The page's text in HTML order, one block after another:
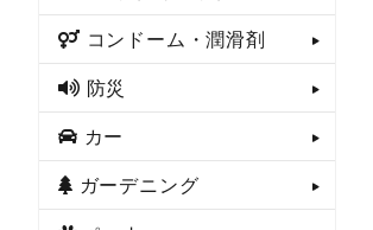
コンドーム・潤滑剤
防災
カー
ガーデニング